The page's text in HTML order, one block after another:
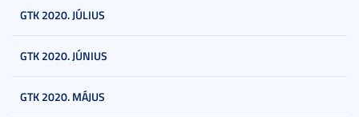
GTK 2020. JÚLIUS
GTK 2020. JÚNIUS
GTK 2020. MÁJUS